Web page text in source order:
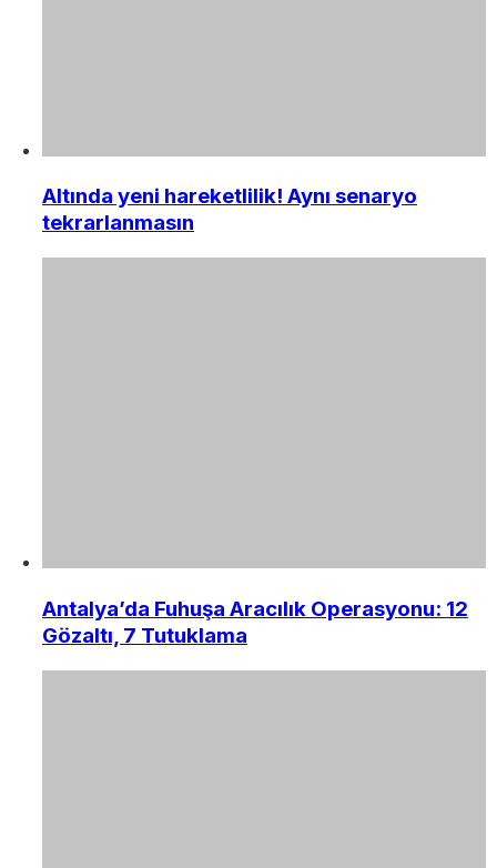
Altında yeni hareketlilik! Aynı senaryo
tekrarlanmasın
Antalya’da Fuhuşa Aracılık Operasyonu: 12
Gözaltı, 7 Tutuklama